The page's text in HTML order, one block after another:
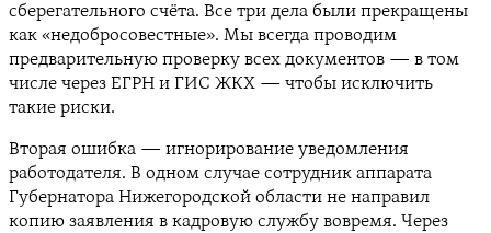
сберегательного счёта. Все три дела были прекращены
как «недобросовестные». Мы всегда проводим
предварительную проверку всех документов — в том
числе через ЕГРН и ГИС ЖКХ — чтобы исключить
такие риски.
Вторая ошибка — игнорирование уведомления
работодателя. В одном случае сотрудник аппарата
Губернатора Нижегородской области не направил
копию заявления в кадровую службу вовремя. Через